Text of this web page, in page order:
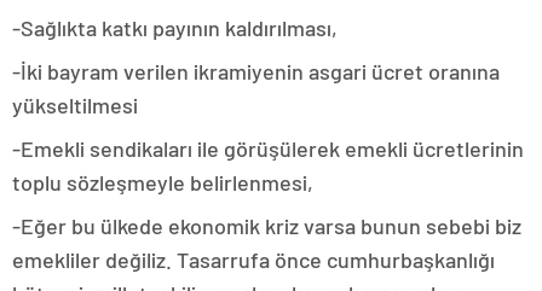
-Sağlıkta katkı payının kaldırılması,
-İki bayram verilen ikramiyenin asgari ücret oranına
yükseltilmesi
-Emekli sendikaları ile görüşülerek emekli ücretlerinin
toplu sözleşmeyle belirlenmesi,
-Eğer bu ülkede ekonomik kriz varsa bunun sebebi biz
emekliler değiliz. Tasarrufa önce cumhurbaşkanlığı